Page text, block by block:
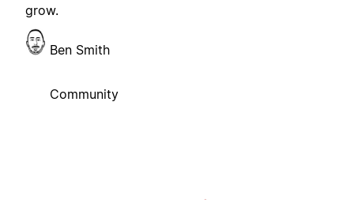
grow.
Ben Smith
Community